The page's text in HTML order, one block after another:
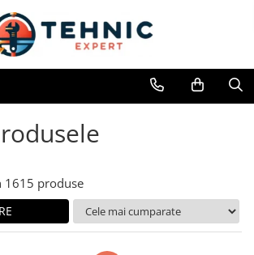
electrice
pe aer
scule
si accesorii
si ferastrau
1615 produse